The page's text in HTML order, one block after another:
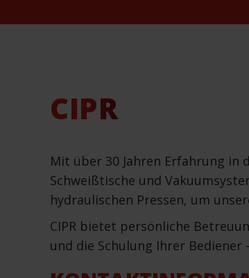
CIPR
Mit über 30 Jahren Erfahrung in
Schweißtische und
hydraulischen Pressen, um
CIPR bietet persönliche
und die Schulung Ihrer Bediener